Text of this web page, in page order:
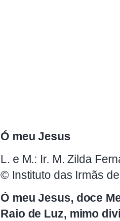
Ó meu Jesus
L. e M.: Ir. M. Zilda
© Instituto das Irmãs
Ó meu Jesus, doce
Raio de Luz, mimo